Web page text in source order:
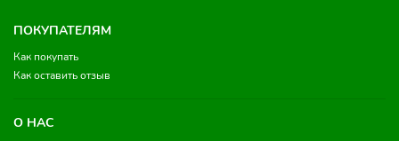
ПОКУПАТЕЛЯМ
Как покупать
Как оставить отзыв
О НАС